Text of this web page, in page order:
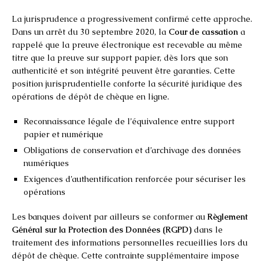
La jurisprudence a progressivement confirmé cette approche.
Dans un arrêt du 30 septembre 2020, la Cour de cassation a
rappelé que la preuve électronique est recevable au même
titre que la preuve sur support papier, dès lors que son
authenticité et son intégrité peuvent être garanties. Cette
position jurisprudentielle conforte la sécurité juridique des
opérations de dépôt de chèque en ligne.
Reconnaissance légale de l’équivalence entre support
papier et numérique
Obligations de conservation et d’archivage des données
numériques
Exigences d’authentification renforcée pour sécuriser les
opérations
Les banques doivent par ailleurs se conformer au Règlement
Général sur la Protection des Données (RGPD) dans le
traitement des informations personnelles recueillies lors du
dépôt de chèque. Cette contrainte supplémentaire impose